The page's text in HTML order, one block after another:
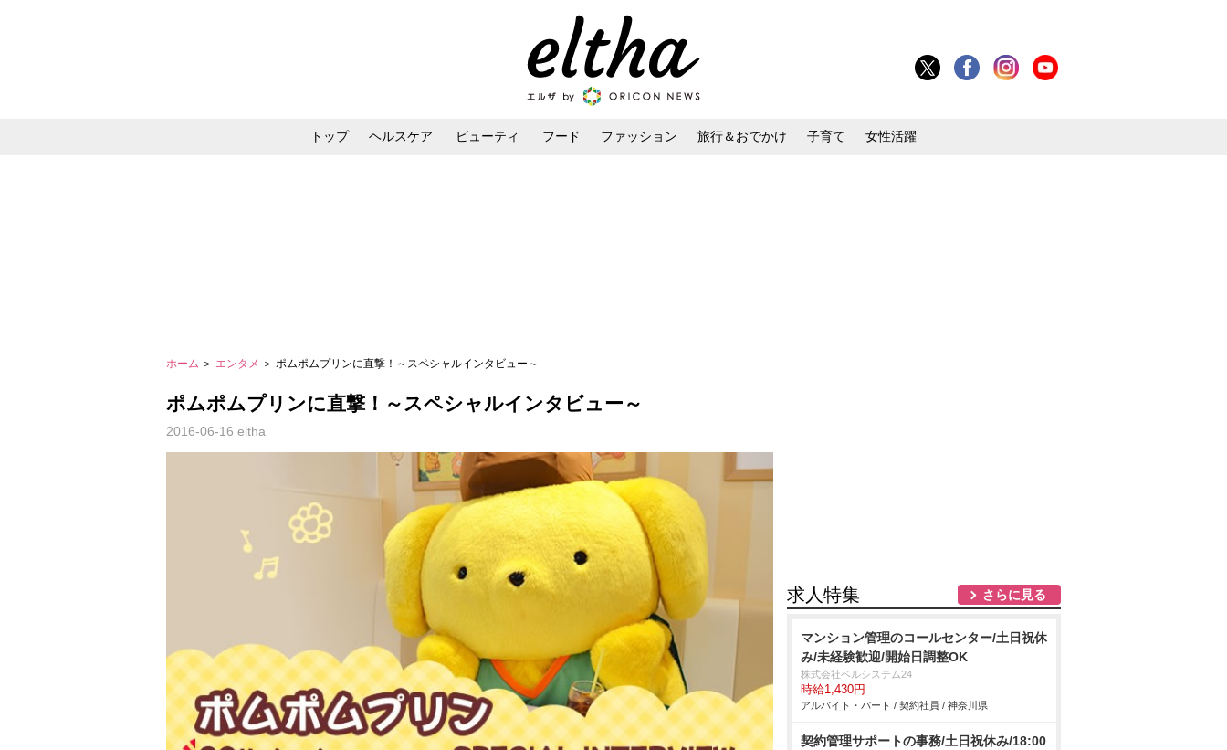
トップ ヘルスケア ビューティ フード ファッション 旅行＆おでかけ 子育て 女性活躍
ホーム ＞ エンタメ ＞ ポムポムプリンに直撃！～スペシャルインタビュー～
ポムポムプリンに直撃！～スペシャルインタビュー～
2016-06-16 eltha
求人特集 さらに見る
マンション管理のコールセンター/土日祝休
み/未経験歓迎/開始日調整OK
株式会社ベルシステム24
時給1,430円
アルバイト・パート / 契約社員 / 神奈川県
契約管理サポートの事務/土日祝休み/18:00